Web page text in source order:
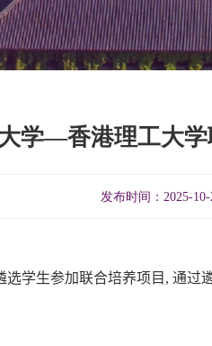
学—香港理工大
发布时间：2025-10-
学生参加联合培养项目 , 通过